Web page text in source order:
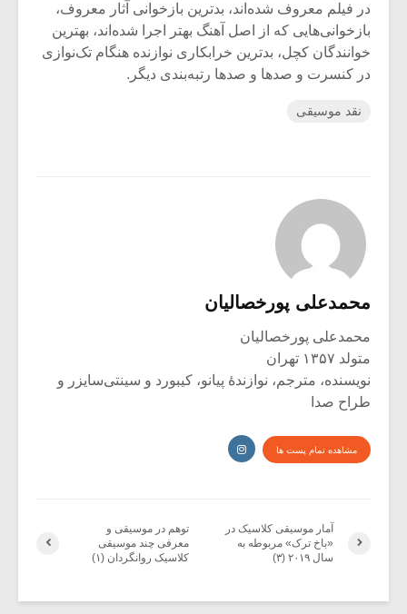
در فیلم معروف شده‌اند، بدترین بازخوانی آثار معروف،
بازخوانی‌هایی که از اصل آهنگ بهتر اجرا شده‌اند، بهترین
خوانندگان کچل، بدترین خرابکاری نوازنده هنگام تک‌نوازی
در کنسرت و صدها و صدها رتبه‌بندی دیگر.
نقد موسیقی
محمدعلی پورخصالیان
محمدعلی پورخصالیان
متولد ۱۳۵۷ تهران
نویسنده، مترجم، نوازندۀ پیانو، کیبورد و سینتی‌سایزر و
طراح صدا
مشاهده تمام پست ها
توهم در موسیقی و
معرفی چند موسیقی‌
کلاسیک روانگردان (۱)
آمار موسیقی کلاسیک در
«باخ ترک» مربوطه به
سال ۲۰۱۹ (۳)